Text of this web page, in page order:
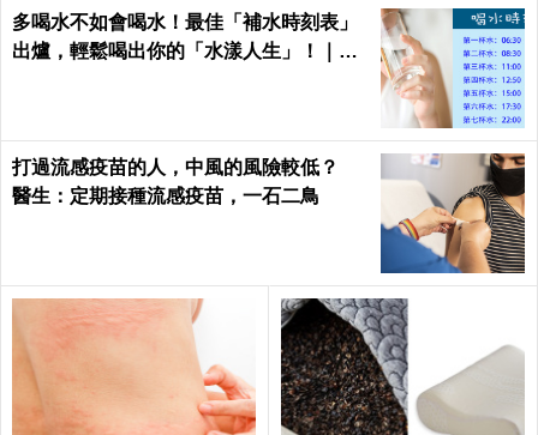
多喝水不如會喝水！最佳「補水時刻表」
出爐，輕鬆喝出你的「水漾人生」！｜每
打過流感疫苗的人，中風的風險較低？
醫生：定期接種流感疫苗，一石二鳥